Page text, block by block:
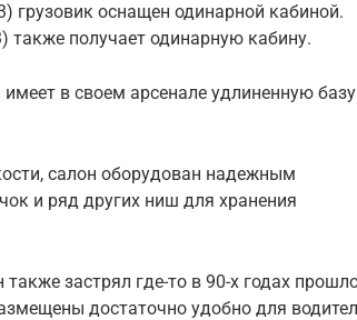
грузовик оснащен одинарной кабиной.
также получает одинарную кабину.
в своем арсенале удлиненную
салон оборудован надежным
и ряд других ниш для хранения
застрял где-то в 90-х годах
достаточно удобно для